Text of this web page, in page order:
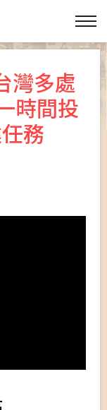
灣多處
時間投
務